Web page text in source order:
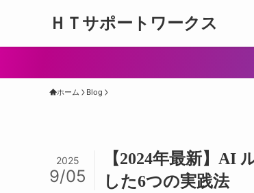
ＨＴサポートワークス
ホーム Blog
【2024年最新】AI
した6つの実践法
2025
9/05